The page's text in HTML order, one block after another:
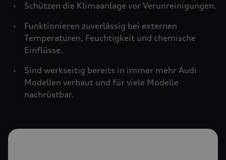
›
Schützen die Klimaanlage vor Verunreinigungen.
›
Funktionieren zuverlässig bei externen
Temperaturen, Feuchtigkeit und chemische
Einflüsse.
›
Sind werkseitig bereits in immer mehr Audi
Modellen verbaut und für viele Modelle
nachrüstbar.